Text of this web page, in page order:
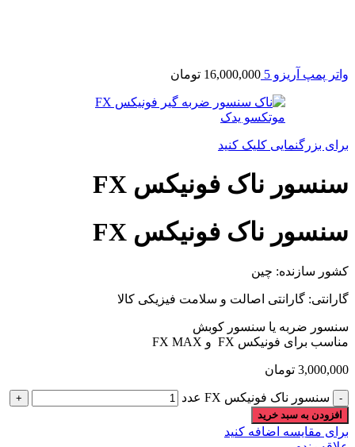
واتر پمپ آریزو 5 16,000,000 تومان
برای بزرگنمایی کلیک کنید
سنسور ناک فونیکس FX
سنسور ناک فونیکس FX
کشور سازنده: چین
گارانتی: گارانتی اصالت و سلامت فیزیکی کالا
سنسور ضربه یا سنسور کوبش
مناسب برای فونیکس FX و FX MAX
3,000,000 تومان
سنسور ناک فونیکس FX عدد
افزودن به سبد خرید
برای مقایسه اضافه کنید